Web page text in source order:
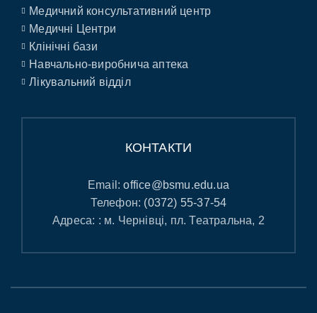
Медичний консультативний центр
Медичні Центри
Клінічні бази
Навчально-виробнича аптека
Лікувальний відділ
КОНТАКТИ
Email:office@bsmu.edu.ua
Телефон: (0372) 55-37-54
Адреса: : м. Чернівці, пл. Театральна, 2